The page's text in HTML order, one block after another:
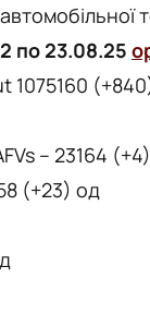
по 23.08.25
1075160
– 23164
(+23) од